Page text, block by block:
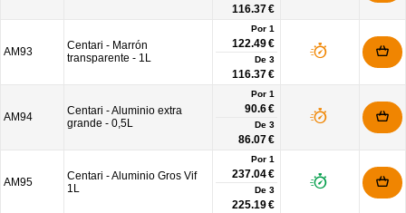
116.37 €
AM93
Centari - Marrón
transparente - 1L
Por 1
122.49 €
De 3
116.37 €
AM94
Centari - Aluminio extra
grande - 0,5L
Por 1
90.6 €
De 3
86.07 €
AM95
Centari - Aluminio Gros Vif
1L
Por 1
237.04 €
De 3
225.19 €